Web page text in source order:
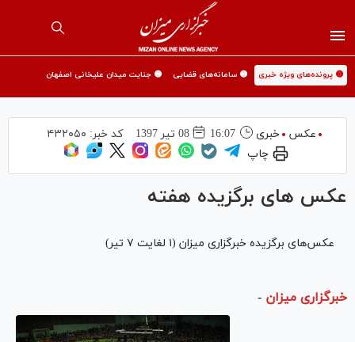
🟡 پرونده‌های ویژه خبری 🟡 سامانه‌های قضایی 🟡 جنایت میدان علیخانی اصفهان
عکس خبری 16:07 08 تير 1397 کد خبر: ۴۳۲۰۵۰
چاپ
عکس های برگزیده هفته
عکس‌های برگزیده خبرگزاری میزان (۱ لغایت ۷ تیر)
خبرگزاری میزان -